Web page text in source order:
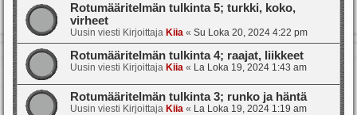
Rotumääritelmän tulkinta 5; turkki, koko,
virheet
Uusin viesti Kirjoittaja Kiia « Su Loka 20, 2024 4:22 pm
Rotumääritelmän tulkinta 4; raajat, liikkeet
Uusin viesti Kirjoittaja Kiia « La Loka 19, 2024 1:43 am
Rotumääritelmän tulkinta 3; runko ja häntä
Uusin viesti Kirjoittaja Kiia « La Loka 19, 2024 1:19 am